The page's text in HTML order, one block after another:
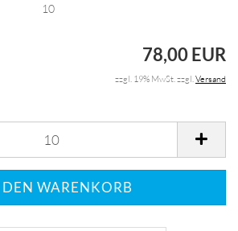
10
78,00 EUR
zzgl. 19% MwSt. zzgl.Versand